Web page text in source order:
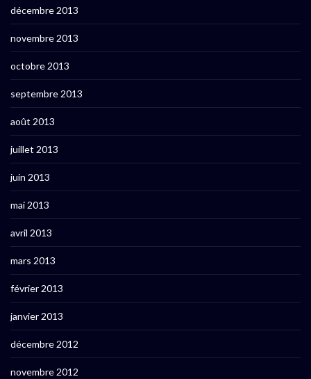
décembre 2013
novembre 2013
octobre 2013
septembre 2013
août 2013
juillet 2013
juin 2013
mai 2013
avril 2013
mars 2013
février 2013
janvier 2013
décembre 2012
novembre 2012